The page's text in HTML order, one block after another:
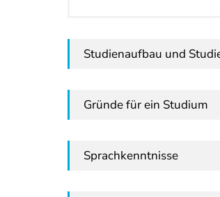
Studienaufbau und
Gründe für ein Studium
Sprachkenntnisse